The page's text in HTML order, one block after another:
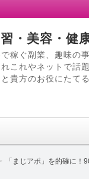
・美容・健
稼ぐ副業、趣味の
これやネットで話
貴方のお役にたて
「まじアポ」を的確に